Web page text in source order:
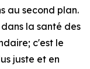
au second plan.
la santé des
c'est le
juste et en